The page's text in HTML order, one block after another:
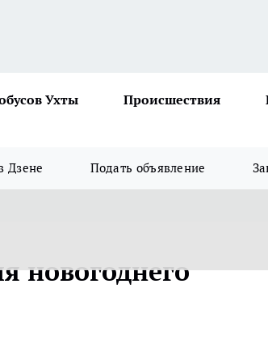
Ухты Происшествия
Дзене Подать объявление
новогоднего